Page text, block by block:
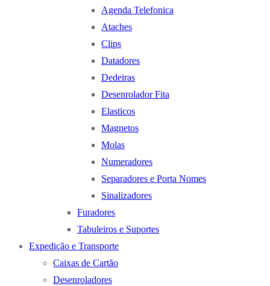
Agenda Telefonica
Ataches
Clips
Datadores
Dedeiras
Desenrolador Fita
Elasticos
Magnetos
Molas
Numeradores
Separadores e Porta Nomes
Sinalizadores
Furadores
Tabuleiros e Suportes
Expedição e Transporte
Caixas de Cartão
Desenroladores